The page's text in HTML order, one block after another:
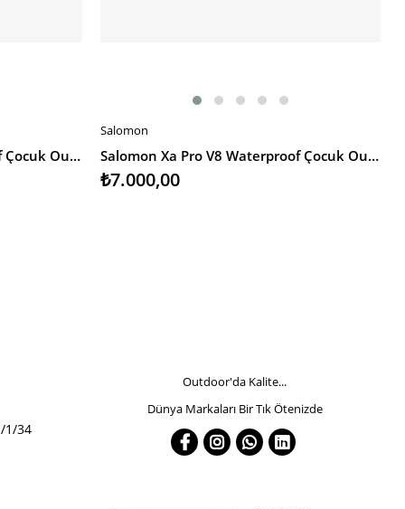
Salomon Xa Pro V8 Waterproof Çocuk Outdoor Ayakkabı
SEPETE EKLE
Salomon
Salomon Xa Pro V8 Waterproof Çocuk Outdoor Ayakkabı
₺7.000,00
1/34
Outdoor'da Kalite...
Dünya Markaları Bir Tık Ötenizde